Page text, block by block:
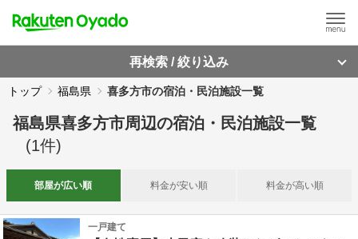
再検索 / 絞り込み
トップ 福島県 喜多方市の宿泊・民泊施設一覧
福島県喜多方市周辺の宿泊・民泊施設一覧
(1件)
部屋が広い順 料金が安い順 料金が高い順
一戸建て